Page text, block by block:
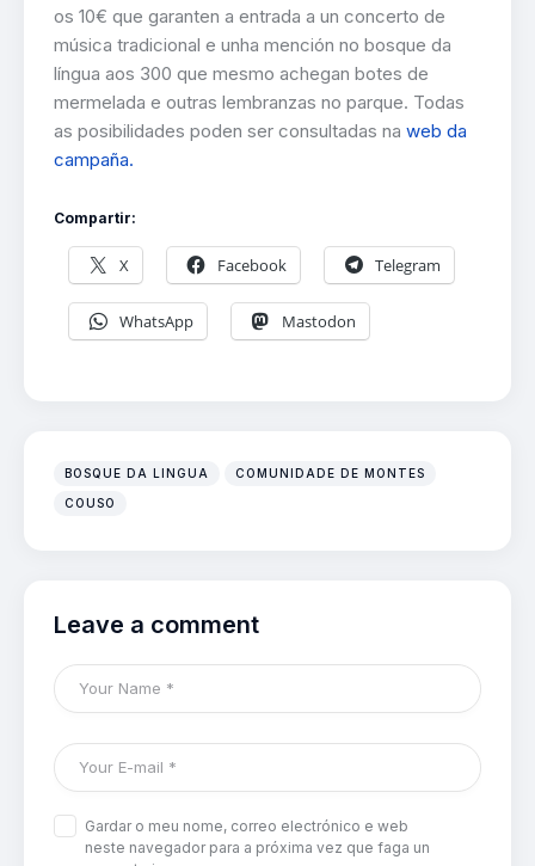
os 10€ que garanten a entrada a un concerto de
música tradicional e unha mención no bosque da
língua aos 300 que mesmo achegan botes de
mermelada e outras lembranzas no parque. Todas
as posibilidades poden ser consultadas na web da
campaña.
Compartir:
X Facebook Telegram
WhatsApp Mastodon
BOSQUE DA LINGUA COMUNIDADE DE MONTES
COUSO
Leave a comment
Gardar o meu nome, correo electrónico e web
neste navegador para a próxima vez que faga un